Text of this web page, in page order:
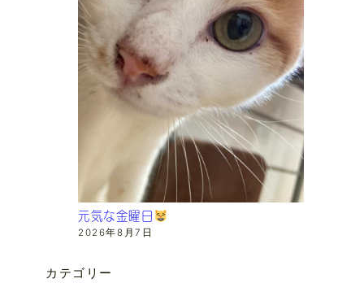
元気な金曜日
2026年8月7日
カテゴリー